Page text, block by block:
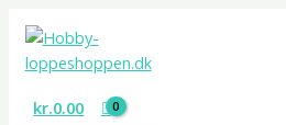
indholdet
kr.0.00